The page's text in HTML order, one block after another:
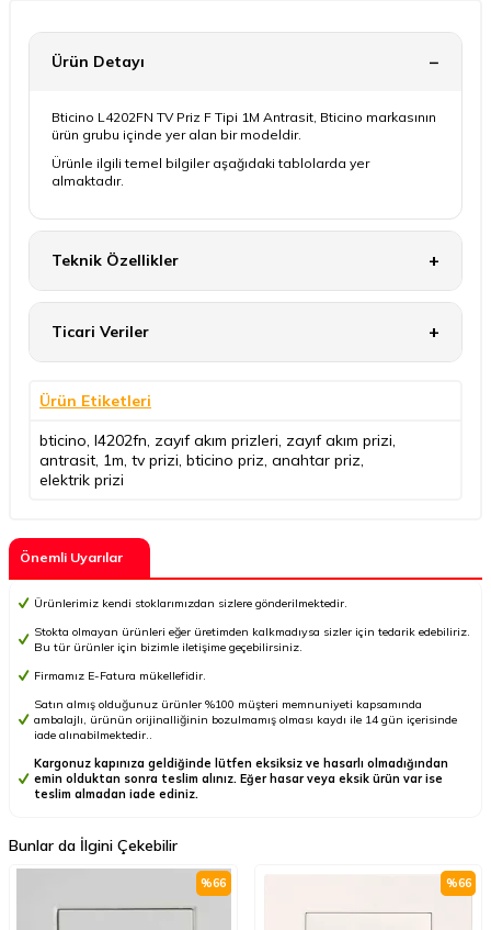
Ürün Detayı
Bticino L4202FN TV Priz F Tipi 1M Antrasit, Bticino markasının
ürün grubu içinde yer alan bir modeldir.
Ürünle ilgili temel bilgiler aşağıdaki tablolarda yer
almaktadır.
Teknik Özellikler
Ticari Veriler
Ürün Etiketleri
bticino, l4202fn, zayıf akım prizleri, zayıf akım prizi,
antrasit, 1m, tv prizi, bticino priz, anahtar priz,
elektrik prizi
Önemli Uyarılar
Ürünlerimiz kendi stoklarımızdan sizlere gönderilmektedir.
Stokta olmayan ürünleri eğer üretimden kalkmadıysa sizler için tedarik edebiliriz.
Bu tür ürünler için bizimle iletişime geçebilirsiniz.
Firmamız E-Fatura mükellefidir.
Satın almış olduğunuz ürünler %100 müşteri memnuniyeti kapsamında
ambalajlı, ürünün orijinalliğinin bozulmamış olması kaydı ile 14 gün içerisinde
iade alınabilmektedir..
Kargonuz kapınıza geldiğinde lütfen eksiksiz ve hasarlı olmadığından
emin olduktan sonra teslim alınız. Eğer hasar veya eksik ürün var ise
teslim almadan iade ediniz.
Bunlar da İlgini Çekebilir
%66 %66